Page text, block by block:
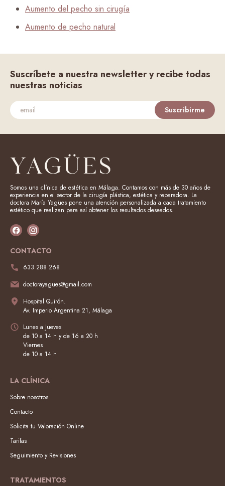
Aumento del pecho sin cirugía
Aumento de pecho natural
Suscríbete a nuestra newsletter y recibe todas
nuestras noticias
Suscribirme
Somos una clínica de estética en Málaga. Contamos con más de 30 años de
experiencia en el sector de la cirugía plástica, estética y reparadora. La
doctora María Yagües pone una atención personalizada a cada tratamiento
estético que realizan para así obtener los resultados deseados.
CONTACTO
633 288 268
doctorayagues@gmail.com
Hospital Quirón.
Av. Imperio Argentina 21, Málaga
Lunes a Jueves
de 10 a 14 h y de 16 a 20 h
Viernes
de 10 a 14 h
LA CLÍNICA
Sobre nosotros
Contacto
Solicita tu Valoración Online
Tarifas
Seguimiento y Revisiones
TRATAMIENTOS